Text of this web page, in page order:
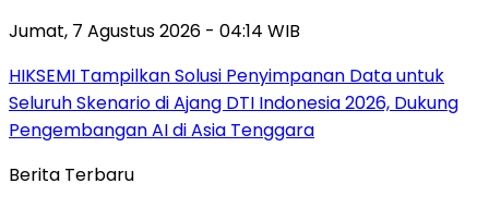
Jumat, 7 Agustus 2026 - 04:14 WIB
HIKSEMI Tampilkan Solusi Penyimpanan Data untuk
Seluruh Skenario di Ajang DTI Indonesia 2026, Dukung
Pengembangan AI di Asia Tenggara
Berita Terbaru